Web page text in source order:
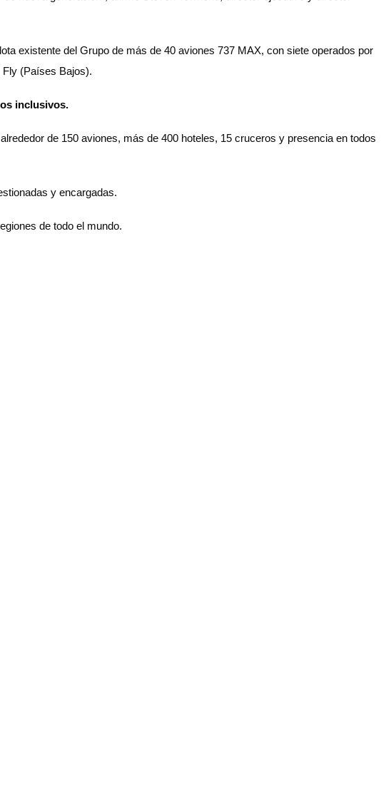
existente del Grupo de más de 40 aviones 737 MAX, con siete operados por
(Países Bajos).
inclusivos.
de 150 aviones, más de 400 hoteles, 15 cruceros y presencia en todos
y encargadas.
de todo el mundo.